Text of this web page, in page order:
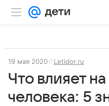
19 мая 2020 Letidor.ru
Что влияет
человека: 5